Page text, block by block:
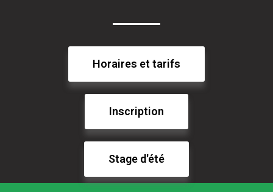
Horaires et tarifs
Inscription
Stage d'été